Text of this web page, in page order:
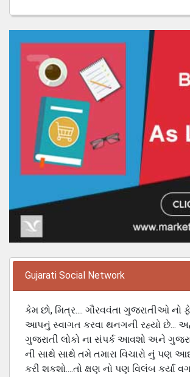
Gujarati Social Network
કેમ છો, મિત્ર.... ગૌરવવંતા ગુજરાતીઓ નો
આપનું સ્વાગત કરવા થનગની રહ્યો છે...
ગુજરાતી લોકો ના સંપર્ક આવશો અને
ની સાથે સાથે તમે તમારા વિચારો નું પણ
કરી શકશો....તો ક્ષણ નો પણ વિલંબ કર્યા